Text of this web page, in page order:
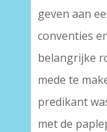
geven aan
conventies
belangrijke
mede te
predikant
met de